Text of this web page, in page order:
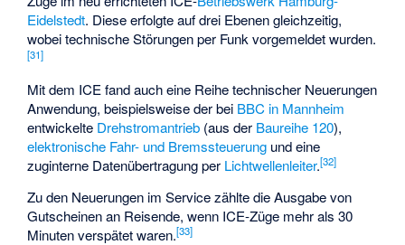
Eidelstedt. Diese erfolgte auf drei Ebenen gleichzeitig,
wobei technische Störungen per Funk vorgemeldet wurden.
[31]
Mit dem ICE fand auch eine Reihe technischer Neuerungen
Anwendung, beispielsweise der bei BBC in Mannheim
entwickelte Drehstromantrieb (aus der Baureihe 120),
elektronische Fahr- und Bremssteuerung und eine
zuginterne Datenübertragung per Lichtwellenleiter.[32]
Zu den Neuerungen im Service zählte die Ausgabe von
Gutscheinen an Reisende, wenn ICE-Züge mehr als 30
Minuten verspätet waren.[33]